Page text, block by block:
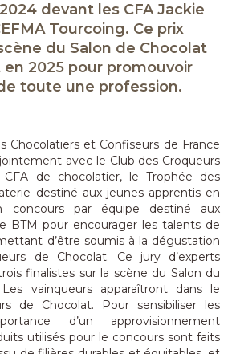
devant les CFA Jackie
Tourcoing. Ce prix
du Salon de Chocolat
en 2025 pour promouvoir
toute une profession.
Chocolatiers et Confiseurs de France
avec le Club des Croqueurs
de chocolatier, le Trophée des
destiné aux jeunes apprentis en
concours par équipe destiné aux
BTM pour encourager les talents de
d’être soumis à la dégustation
de Chocolat. Ce jury d’experts
finalistes sur la scène du Salon du
vainqueurs apparaîtront dans le
de Chocolat. Pour sensibiliser les
d’un approvisionnement
utilisés pour le concours sont faits